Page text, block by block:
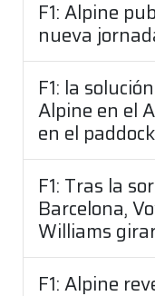
F1: Alpine
nueva
F1: la
Alpine en el
en el paddock
F1: Tras la
Barcelona,
Williams
F1: Alpine